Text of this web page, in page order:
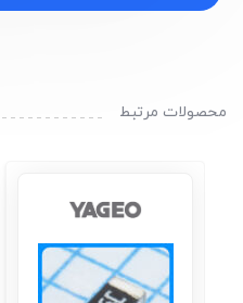
محصولات مرتبط